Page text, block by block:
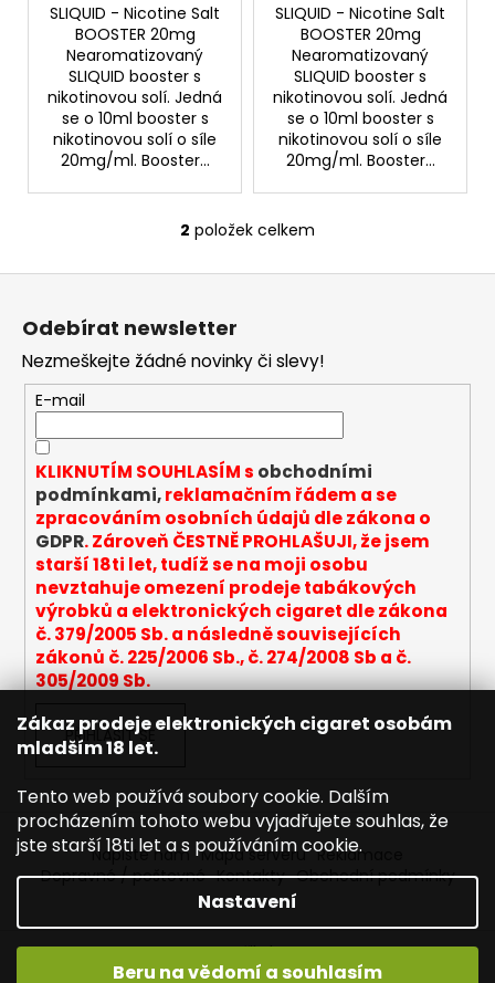
Zákaz prodeje elektronických cigaret osobám
mladším 18 let.
Tento web používá soubory cookie. Dalším
procházením tohoto webu vyjadřujete souhlas, že
jste starší 18ti let a s používáním cookie.
Nastavení
Beru na vědomí a souhlasím
SLIQUID - Nicotine Salt
BOOSTER 20mg
Nearomatizovaný
SLIQUID booster s
nikotinovou solí. Jedná
se o 10ml booster s
nikotinovou solí o síle
20mg/ml. Booster...
SLIQUID - Nicotine Salt
BOOSTER 20mg
Nearomatizovaný
SLIQUID booster s
nikotinovou solí. Jedná
se o 10ml booster s
nikotinovou solí o síle
20mg/ml. Booster...
O
v
a
c
í
p
r
v
k
y
v
ý
p
i
s
u
2 položek celkem
Z
Odebírat newsletter
Nezmeškejte žádné novinky či slevy!
E-mail
KLIKNUTÍM SOUHLASÍM s obchodními
podmínkami,reklamačním řádem a se
zpracováním osobních údajů dle zákona o
GDPR. Zároveň ČESTNĚ PROHLAŠUJI, že jsem
starší 18ti let, tudíž se na moji osobu
nevztahuje omezení prodeje tabákových
výrobků a elektronických cigaret dle zákona
č. 379/2005 Sb. a následně souvisejících
zákonů č. 225/2006 Sb., č. 274/2008 Sb a č.
305/2009 Sb.
PŘIHLÁSIT SE
Napište nám Mapa serveru Reklamace
Dopravné / poštovné Kontakty Obchodní podmínky
Vytvořil Shoptet